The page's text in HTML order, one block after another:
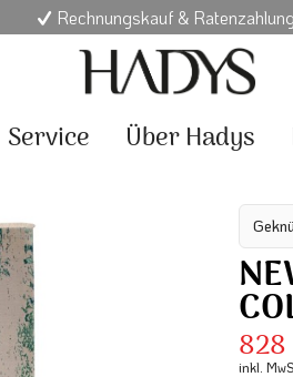
Rechnungskauf & Ratenzahlung
Service Über Hadys
inkl.